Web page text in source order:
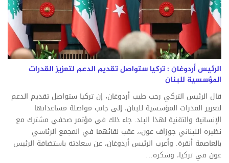
الرئيس أردوغان : تركيا ستواصل تقديم الدعم لتعزيز القدرات
المؤسسية للبنان
قال الرئيس التركي رجب طيب أردوغان، إن تركيا ستواصل تقديم الدعم
لتعزيز القدرات المؤسسية للبنان، إلى جانب مواصلة مساعداتها
الإنسانية والتقنية لهذا البلد. جاء ذلك في مؤتمر صحفي مشترك مع
نظيره اللبناني جوزاف عون،، عقب لقائهما في المجمع الرئاسي
بالعاصمة أنقرة. وأعرب الرئيس أردوغان، عن سعادته باستضافة الرئيس
عون في تركيا، وشكره…